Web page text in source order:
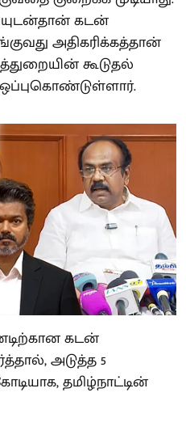
கடன்
அதிகரிக்கத்தான்
கூடுதல்
கடன்
அடுத்த 5
தமிழ்நாட்டின்